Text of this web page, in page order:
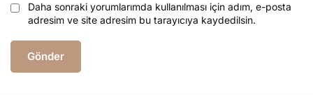
Daha sonraki yorumlarımda kullanılması için adım, e-posta
adresim ve site adresim bu tarayıcıya kaydedilsin.